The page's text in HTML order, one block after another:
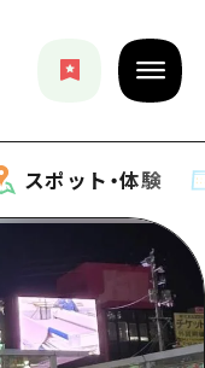
スポット・体験